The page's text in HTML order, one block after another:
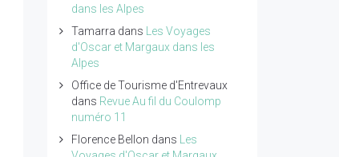
dans les Alpes
Tamarra dans
Les Voyages
d'Oscar et Margaux dans les
Alpes
Office de Tourisme d'Entrevaux
dans Revue Au fil du Coulomp
numéro 11
Florence Bellon dans
Les